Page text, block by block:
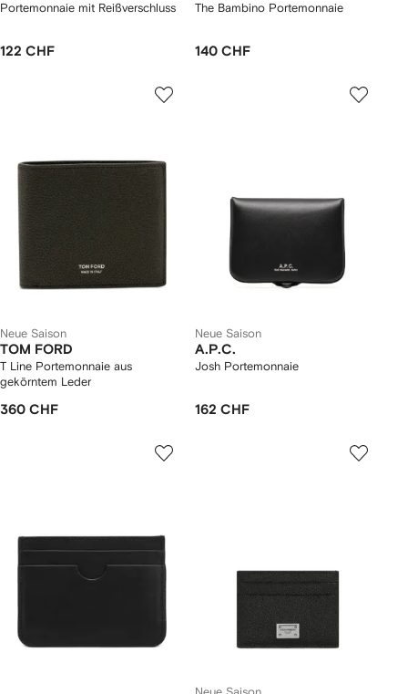
Portemonnaie mit Reißverschluss
122 CHF
The Bambino Portemonnaie
140 CHF
Neue Saison
TOM FORD
T Line Portemonnaie aus
gekörntem Leder
360 CHF
Neue Saison
A.P.C.
Josh Portemonnaie
162 CHF